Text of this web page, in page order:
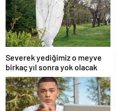
Severek yediğimiz o meyve
birkaç yıl sonra yok olacak